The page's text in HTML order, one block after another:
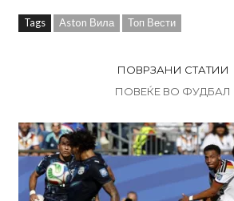
Tags Aston Вила Топ Вести
ПОВРЗАНИ СТАТИИ
ПОВЕЌЕ ВО ФУДБАЛ